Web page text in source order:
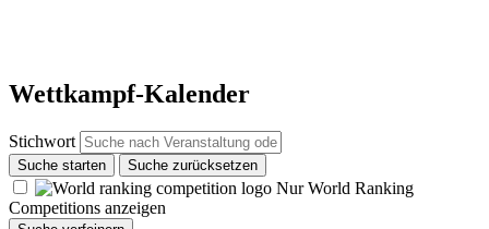
Wettkampf-Kalender
Stichwort
Suche starten Suche zurücksetzen
Nur World Ranking
Competitions anzeigen